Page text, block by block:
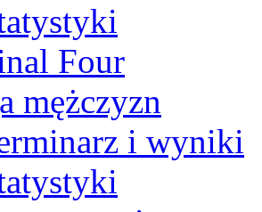
Four
mężczyzn
i wyniki